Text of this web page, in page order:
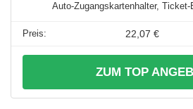
Auto-Zugangskartenhalter,
22,07 €
ZUM TOP